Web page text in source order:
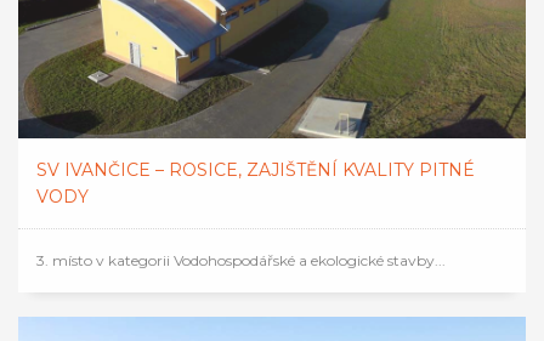
SV IVANČICE – ROSICE, ZAJIŠTĚNÍ KVALITY PITNÉ
VODY
3. místo v kategorii Vodohospodářské a ekologické stavby...